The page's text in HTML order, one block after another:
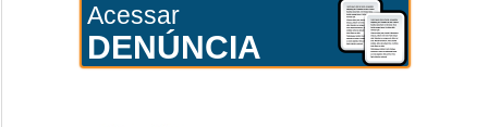
Acessar
DENÚNCIA